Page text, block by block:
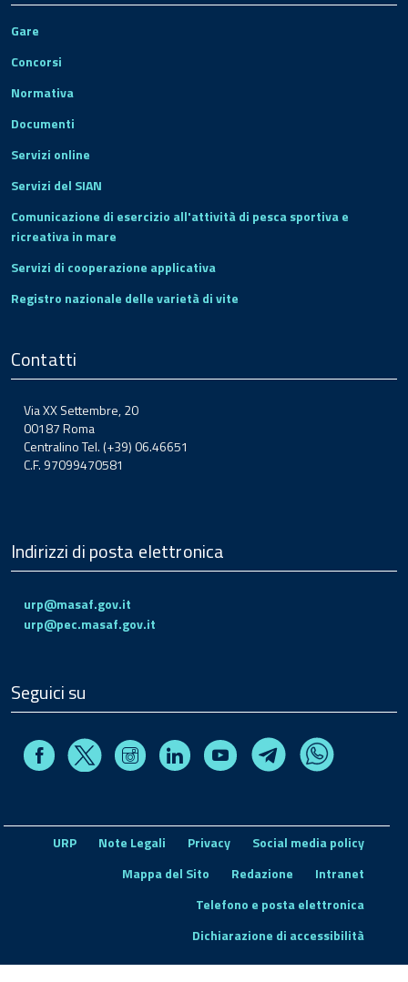
Gare
Concorsi
Normativa
Documenti
Servizi online
Servizi del SIAN
Comunicazione di esercizio all'attività di pesca sportiva e
ricreativa in mare
Servizi di cooperazione applicativa
Registro nazionale delle varietà di vite
Contatti
Via XX Settembre, 20
00187 Roma
Centralino Tel. (+39) 06.46651
C.F. 97099470581
Indirizzi di posta elettronica
urp@masaf.gov.it
urp@pec.masaf.gov.it
Seguici su
FacebookX InstagramLinkedin Youtube TelegramWhatsapp
URP Note Legali Privacy
Social media policy
Mappa del Sito
Redazione
Intranet
Telefono e posta elettronica
Dichiarazione di accessibilità